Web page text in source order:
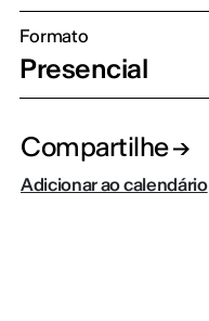
Formato
Presencial
Compartilhe
Adicionar ao calendário